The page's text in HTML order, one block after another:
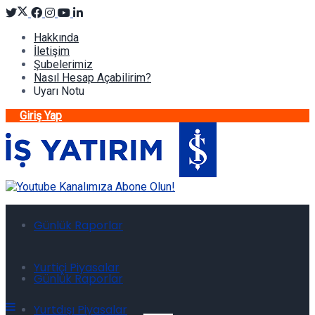
Hakkında
İletişim
Şubelerimiz
Nasıl Hesap Açabilirim?
Uyarı Notu
Giriş Yap
Günlük Raporlar
Yurtiçi Piyasalar
Yurtdışı Piyasalar
Günlük Raporlar